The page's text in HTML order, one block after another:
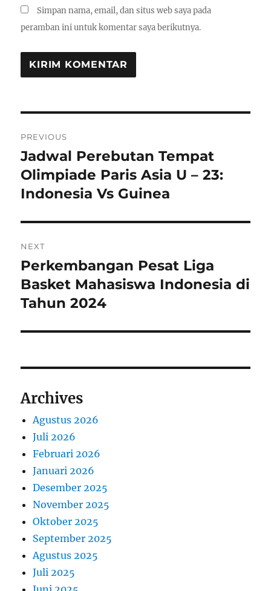
Simpan nama, email, dan situs web saya pada
peramban ini untuk komentar saya berikutnya.
pos
PREVIOUS
Previous
post:
Jadwal Perebutan Tempat
Olimpiade Paris Asia U – 23:
Indonesia Vs Guinea
NEXT
Next
post:
Perkembangan Pesat Liga
Basket Mahasiswa Indonesia di
Tahun 2024
Archives
Agustus 2026
Juli 2026
Februari 2026
Januari 2026
Desember 2025
November 2025
Oktober 2025
September 2025
Agustus 2025
Juli 2025